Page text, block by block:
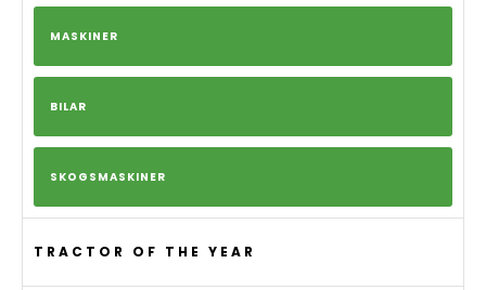
MASKINER
BILAR
SKOGSMASKINER
TRACTOR OF THE YEAR